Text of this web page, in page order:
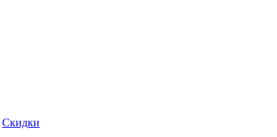
Скидки